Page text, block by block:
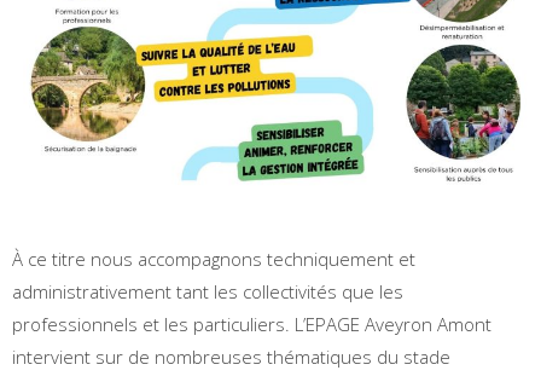
À ce titre nous accompagnons techniquement et
administrativement tant les collectivités que les
professionnels et les particuliers. L’EPAGE Aveyron Amont
intervient sur de nombreuses thématiques du stade